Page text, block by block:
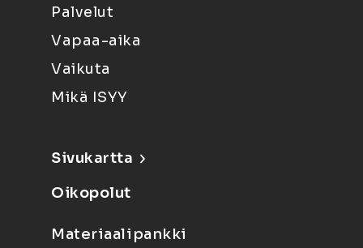
Palvelut
Vapaa-aika
Vaikuta
Mikä ISYY
Sivukartta
Oikopolut
Materiaalipankki